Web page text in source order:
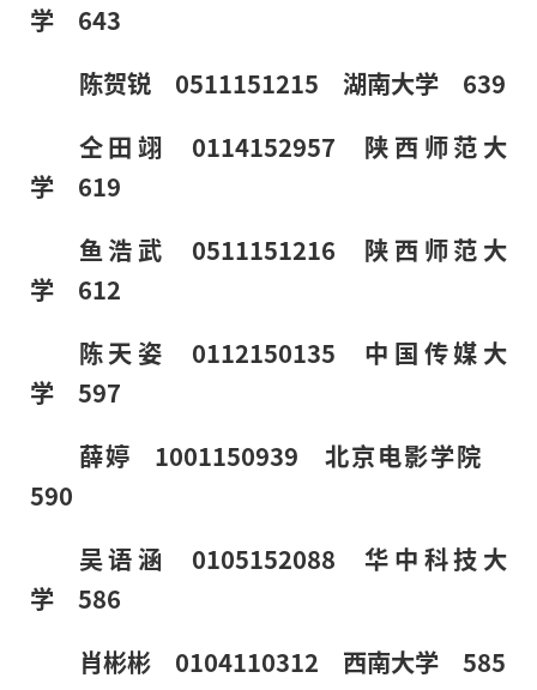
学 643
陈贺锐 0511151215 湖南大学 639
仝田翊 0114152957 陕西师范大
学 619
鱼浩武 0511151216 陕西师范大
学 612
陈天姿 0112150135 中国传媒大
学 597
薛婷 1001150939 北京电影学院
590
吴语涵 0105152088 华中科技大
学 586
肖彬彬 0104110312 西南大学 585